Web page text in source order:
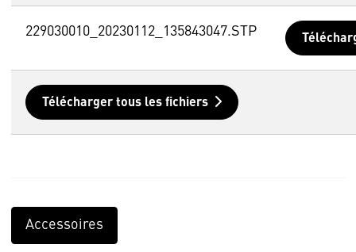
229030010_20230112_135843047.STP
Télécharger tous les fichiers
Accessoires